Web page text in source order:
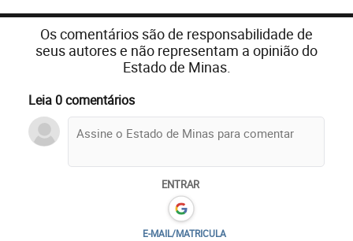
Os comentários são de responsabilidade de
seus autores e não representam a opinião do
Estado de Minas.
Leia 0 comentários
ENTRAR
E-MAIL/MATRICULA